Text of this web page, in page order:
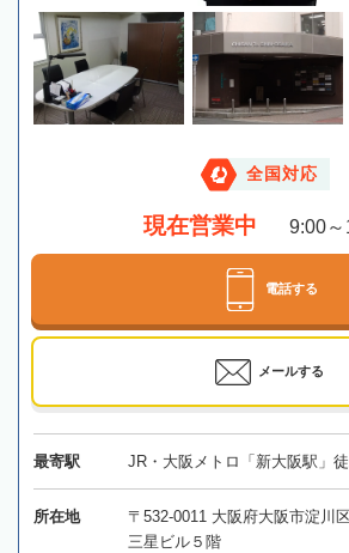
全国対応
現在営業中 9:00
電話する
メールする
最寄駅 JR・大阪メトロ「新大阪駅」
所在地
〒532-0011 大阪府大阪市淀川
三星ビル５階